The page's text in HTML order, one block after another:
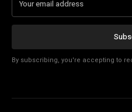
By subscribing, you're accepting to